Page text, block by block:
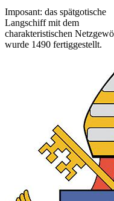
Imposant: das spätgotische
Langschiff mit dem
charakteristischen
wurde 1490 fertiggestellt.